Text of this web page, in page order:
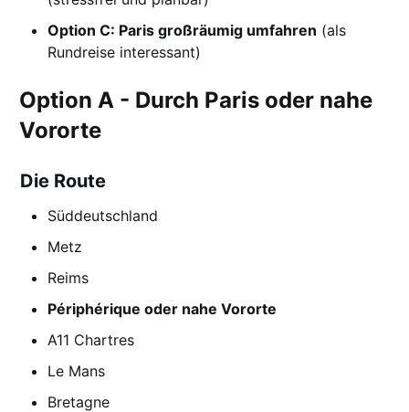
Option C: Paris großräumig umfahren (als
Rundreise interessant)
Option A - Durch Paris oder nahe
Vororte
Die Route
Süddeutschland
Metz
Reims
Périphérique oder nahe Vororte
A11 Chartres
Le Mans
Bretagne